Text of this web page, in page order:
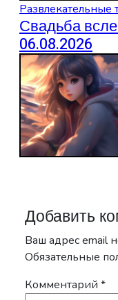
Развлекательные
Свадьба
06.08.2026
Добавить
Ваш адрес email
Обязательные
Комментарий *